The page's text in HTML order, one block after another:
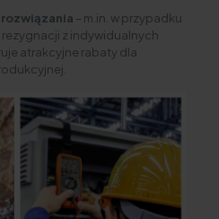
– m.in. w przypadku
z indywidualnych
atrakcyjne rabaty dla